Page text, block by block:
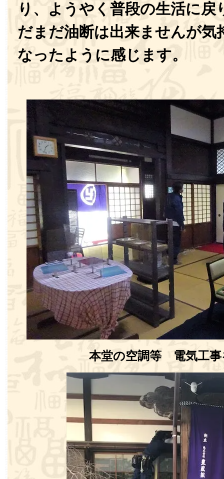
り、ようやく普段の生活に
だまだ油断は出来ませんが気
なったように感じます。
本堂の空調等 電気工事